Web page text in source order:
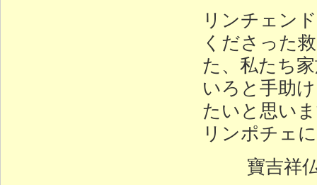
リンチェン
くださった
た、私たち
いろと手助
たいと思い
リンポチェ
寶吉祥